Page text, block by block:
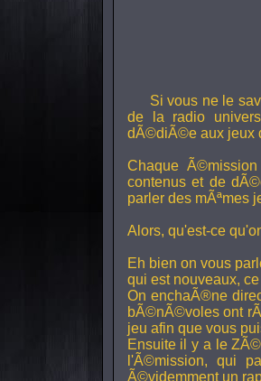
Si vous ne le
de la radio
dÃ©diÃ©e aux jeux
Chaque
contenus et de
parler des mÃªmes
Alors, qu'est-ce
Eh bien on vous
qui est nouveaux,
On enchaÃ®ne
bÃ©nÃ©voles ont
jeu afin que vous
Ensuite il y a le
l'Ã©mission, qui
Ã©videmment un